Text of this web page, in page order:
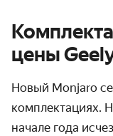
цены
Новый Monjaro
комплектациях.
начале года